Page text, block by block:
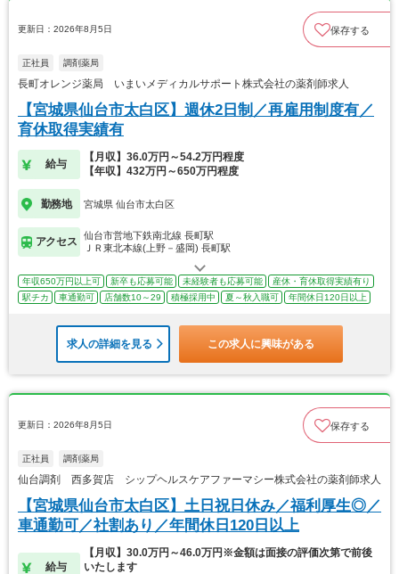
更新日：2026年8月5日 保存する
正社員 調剤薬局
長町オレンジ薬局 いまいメディカルサポート株式会社の薬剤師求人
【宮城県仙台市太白区】週休2日制／再雇用制度有／
育休取得実績有
給与
【月収】36.0万円～54.2万円程度
【年収】432万円～650万円程度
勤務地 宮城県 仙台市太白区
アクセス
仙台市営地下鉄南北線 長町駅
ＪＲ東北本線(上野－盛岡) 長町駅
年収650万円以上可 新卒も応募可能 未経験者も応募可能
産休・育休取得実績有り
駅チカ
車通勤可 店舗数10～29 積極採用中 夏～秋入職可 年間休日120日以上
求人の詳細を見る この求人に興味がある
更新日：2026年8月5日 保存する
正社員 調剤薬局
仙台調剤 西多賀店 シップヘルスケアファーマシー株式会社の薬剤師求人
【宮城県仙台市太白区】土日祝日休み／福利厚生◎／
車通勤可／社割あり／年間休日120日以上
給与
【月収】30.0万円～46.0万円※金額は面接の評価次第で前後
いたします